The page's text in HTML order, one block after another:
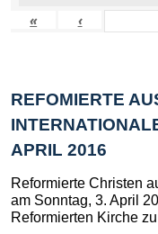
«
‹
REFOMIERTE
APRIL 2016
Reformierte Christen
am Sonntag, 3. April
Reformierten Kirche